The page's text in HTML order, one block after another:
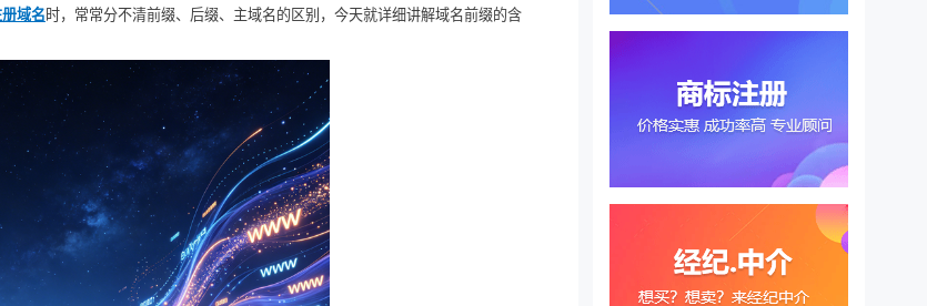
域名 时，常常分不清前缀、后缀、主域名的区别，今天就详细讲解域名前缀的含